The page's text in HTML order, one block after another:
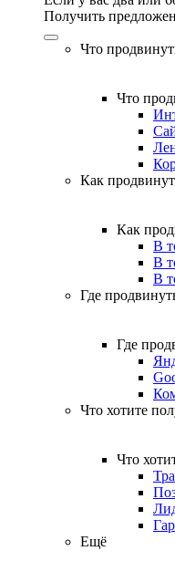
Получить
Что
Что
Как
Как
В
В
В
Где
Где
Что хотите
Что
Ещё